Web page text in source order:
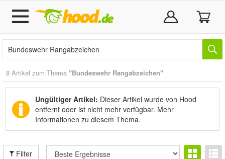
8 Artikel zum Thema "Bundeswehr Rangabzeichen"
Ungültiger Artikel: Dieser Artikel wurde von Hood
entfernt oder ist nicht mehr verfügbar. Mehr
Informationen zu diesem Thema.
Filter